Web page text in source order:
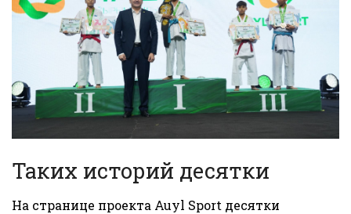
Таких историй десятки
На странице проекта Auyl Sport десятки